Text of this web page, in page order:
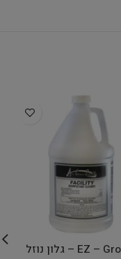
EZ – Groom – גלון נוזל